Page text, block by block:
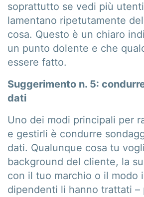
soprattutto se vedi più
lamentano ripetutamente
cosa. Questo è un chiaro
un punto dolente e che
essere fatto.
Suggerimento n. 5:
dati
Uno dei modi principali per
e gestirli è condurre
dati. Qualunque cosa tu
background del cliente, la
con il tuo marchio o il modo
dipendenti li hanno trattati –